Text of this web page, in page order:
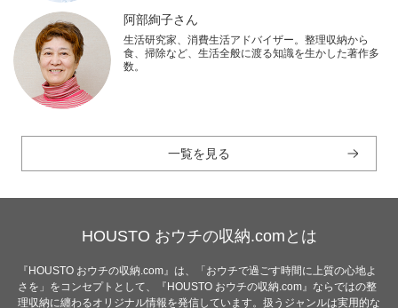
阿部絢子さん
生活研究家、消費生活アドバイザー。整理収納から
食、掃除など、生活全般に渡る知識を生かした著作多
数。
一覧を見る
HOUSTO おウチの収納.comとは
『HOUSTO おウチの収納.com』は、「おウチで過ごす時間に上質の心地よ
さを」をコンセプトとして、『HOUSTO おウチの収納.com』ならではの整
理収納に纏わるオリジナル情報を発信しています。扱うジャンルは実用的な